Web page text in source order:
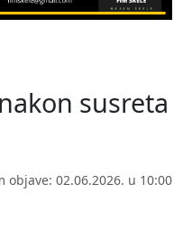
susreta
objave: 02.06.2026. u 10:00